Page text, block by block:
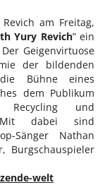
am Freitag,
Yury Revich” ein
Geigenvirtuose
der bildenden
Bühne eines
dem Publikum
Recycling und
Mit dabei sind
Sänger Nathan
Burgschauspieler
welt